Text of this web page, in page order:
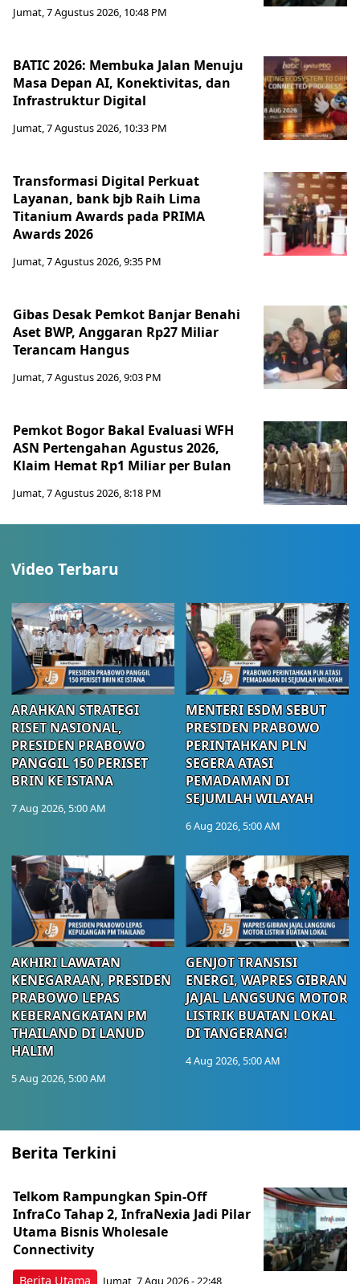
Jumat, 7 Agustus 2026, 10:48 PM
BATIC 2026: Membuka Jalan Menuju
Masa Depan AI, Konektivitas, dan
Infrastruktur Digital
Jumat, 7 Agustus 2026, 10:33 PM
Transformasi Digital Perkuat
Layanan, bank bjb Raih Lima
Titanium Awards pada PRIMA
Awards 2026
Jumat, 7 Agustus 2026, 9:35 PM
Gibas Desak Pemkot Banjar Benahi
Aset BWP, Anggaran Rp27 Miliar
Terancam Hangus
Jumat, 7 Agustus 2026, 9:03 PM
Pemkot Bogor Bakal Evaluasi WFH
ASN Pertengahan Agustus 2026,
Klaim Hemat Rp1 Miliar per Bulan
Jumat, 7 Agustus 2026, 8:18 PM
Video Terbaru
ARAHKAN STRATEGI
RISET NASIONAL,
PRESIDEN PRABOWO
PANGGIL 150 PERISET
BRIN KE ISTANA
7 Aug 2026, 5:00 AM
MENTERI ESDM SEBUT
PRESIDEN PRABOWO
PERINTAHKAN PLN
SEGERA ATASI
PEMADAMAN DI
SEJUMLAH WILAYAH
6 Aug 2026, 5:00 AM
AKHIRI LAWATAN
KENEGARAAN, PRESIDEN
PRABOWO LEPAS
KEBERANGKATAN PM
THAILAND DI LANUD
HALIM
5 Aug 2026, 5:00 AM
GENJOT TRANSISI
ENERGI, WAPRES GIBRAN
JAJAL LANGSUNG MOTOR
LISTRIK BUATAN LOKAL
DI TANGERANG!
4 Aug 2026, 5:00 AM
Berita Terkini
Berita Utama
Telkom Rampungkan Spin-Off
InfraCo Tahap 2, InfraNexia Jadi Pilar
Utama Bisnis Wholesale
Connectivity